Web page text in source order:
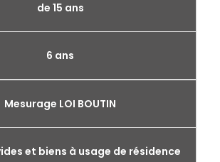
de 15 ans
6 ans
Mesurage LOI BOUTIN
et biens à usage de résidence